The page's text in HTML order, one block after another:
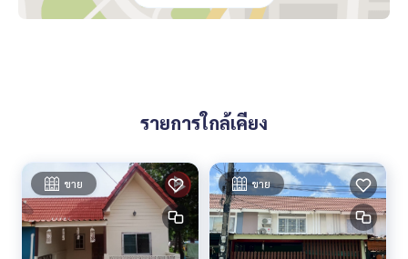
- ห้างเมกาบางนา
- ห้าง Makro บางพลี
ราคา : 4,500,000 บาท
ลิงค์แผนที่ :https://maps.google.com/?q=13.61908202,10
0.69595790
รายการใกล้เคียง
ขาย ขาย